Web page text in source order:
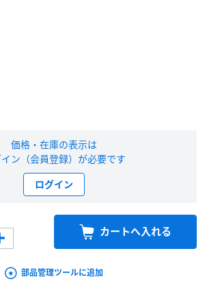
価格・在庫の表示は
イン（会員登録）が必要です
ログイン
カートへ入れる
部品管理ツールに追加
判断によりお断りする場合があります。
ログイン
方は、パスワード再発行ページ
お問い合わせページ